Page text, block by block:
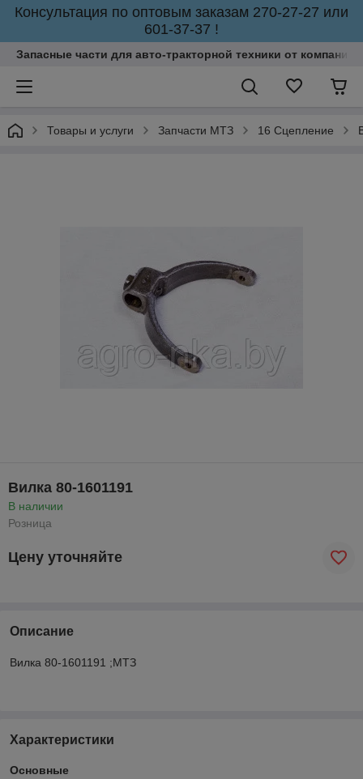
Консультация по оптовым заказам 270-27-27 или
601-37-37 !
Запасные части для авто-тракторной техники от
Товары и услуги Запчасти МТЗ 16 Сцепление
Вилка 80-1601191
В наличии
Розница
Цену уточняйте
Описание
Вилка 80-1601191 ;МТЗ
Характеристики
Основные